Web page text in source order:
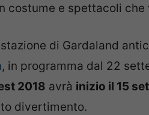
costume e spettacoli che
di Gardaland
, in programma dal 22
2018 avrà inizio il 15
divertimento.